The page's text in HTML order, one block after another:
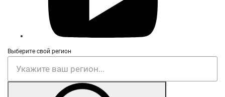
Выберите свой регион